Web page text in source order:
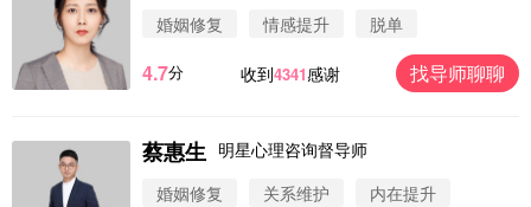
婚姻修复
情感提升 脱单
4.7分 收到4341感谢 找导师聊聊
蔡惠生 明星心理咨询督导师
婚姻修复
关系维护 内在提升
微信用户 圆圈 通过此页面咨询，已获得专属情感方
案